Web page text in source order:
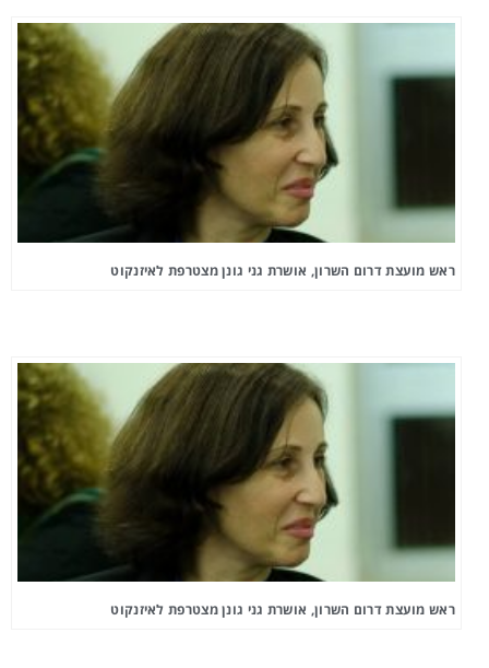
ראש מועצת דרום השרון, אושרת גני גונן מצטרפת לאיזנקוט
ראש מועצת דרום השרון, אושרת גני גונן מצטרפת לאיזנקוט